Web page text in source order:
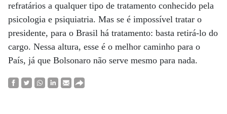
refratários a qualquer tipo de tratamento conhecido pela
psicologia e psiquiatria. Mas se é impossível tratar o
presidente, para o Brasil há tratamento: basta retirá-lo do
cargo. Nessa altura, esse é o melhor caminho para o
País, já que Bolsonaro não serve mesmo para nada.